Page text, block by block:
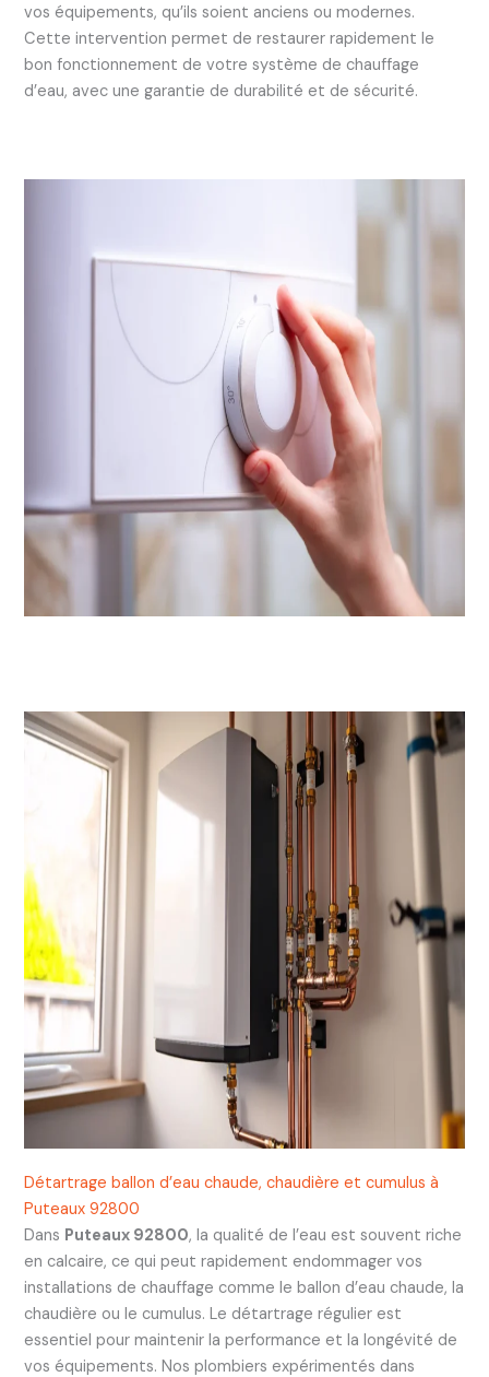
vos équipements, qu’ils soient anciens ou modernes.
Cette intervention permet de restaurer rapidement le
bon fonctionnement de votre système de chauffage
d’eau, avec une garantie de durabilité et de sécurité.
Détartrage ballon d’eau chaude, chaudière et cumulus à
Puteaux 92800
Dans Puteaux 92800, la qualité de l’eau est souvent riche
en calcaire, ce qui peut rapidement endommager vos
installations de chauffage comme le ballon d’eau chaude, la
chaudière ou le cumulus. Le détartrage régulier est
essentiel pour maintenir la performance et la longévité de
vos équipements. Nos plombiers expérimentés dans